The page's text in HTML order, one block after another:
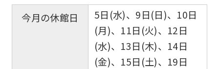
今月の休館日
5日(水)、9日(日)、10日
(月)、11日(火)、12日
(水)、13日(木)、14日
(金)、15日(土)、19日